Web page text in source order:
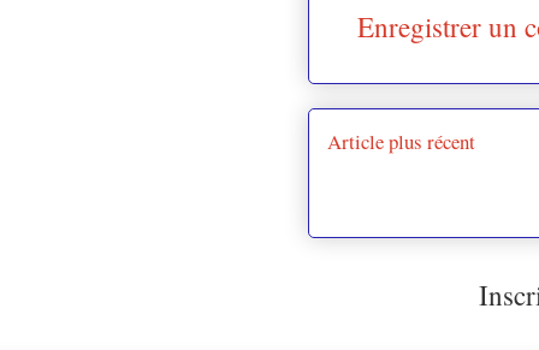
Enregistrer un
Article plus récent